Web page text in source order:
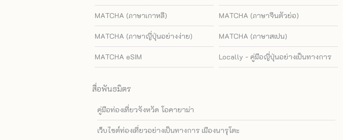
MATCHA (ภาษาเกาหลี) MATCHA (ภาษาจีนตัวย่อ)
MATCHA (ภาษาญี่ปุ่นอย่างง่าย) MATCHA (ภาษาสเปน)
MATCHA eSIM Locally - คู่มือญี่ปุ่นอย่างเป็นทางการ
สื่อพันธมิตร
คู่มือท่องเที่ยวจังหวัด โอคายาม่า
เว็บไซต์ท่องเที่ยวอย่างเป็นทางการ เมืองนารุโตะ